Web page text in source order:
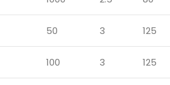
50 3 125
100 3 125